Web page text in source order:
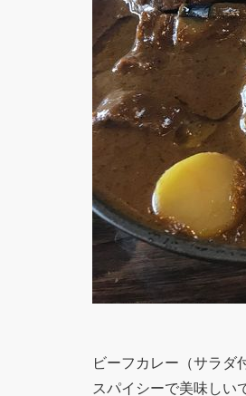
ビーフカレー（サラダ
スパイシーで美味しい